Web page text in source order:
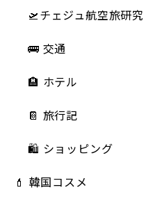
🛫チェジュ航空旅研究
🚌 交通
🏨 ホテル
📔 旅行記
🛍️ ショッピング
💄 韓国コスメ